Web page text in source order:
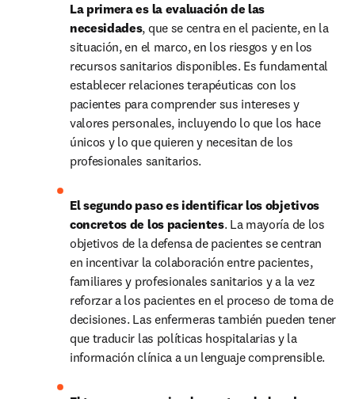
La primera es la evaluación de las
necesidades, que se centra en el paciente, en la
situación, en el marco, en los riesgos y en los
recursos sanitarios disponibles. Es fundamental
establecer relaciones terapéuticas con los
pacientes para comprender sus intereses y
valores personales, incluyendo lo que los hace
únicos y lo que quieren y necesitan de los
profesionales sanitarios.
El segundo paso es identificar los objetivos
concretos de los pacientes. La mayoría de los
objetivos de la defensa de pacientes se centran
en incentivar la colaboración entre pacientes,
familiares y profesionales sanitarios y a la vez
reforzar a los pacientes en el proceso de toma de
decisiones. Las enfermeras también pueden tener
que traducir las políticas hospitalarias y la
información clínica a un lenguaje comprensible.